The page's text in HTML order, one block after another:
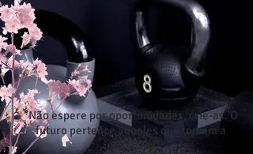
"Não espere por oportunidades, crie-as. O
futuro pertence àqueles que tomam a
iniciativa."